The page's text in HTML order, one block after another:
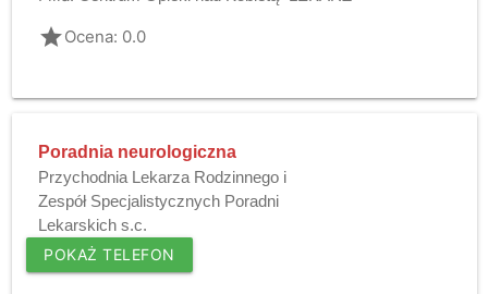
gradeOcena: 0.0
Poradnia neurologiczna
Przychodnia Lekarza Rodzinnego i
Zespół Specjalistycznych Poradni
Lekarskich s.c.
POKAŻ TELEFON